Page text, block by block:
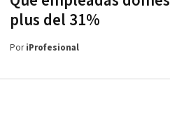
plus del 31%
PoriProfesional